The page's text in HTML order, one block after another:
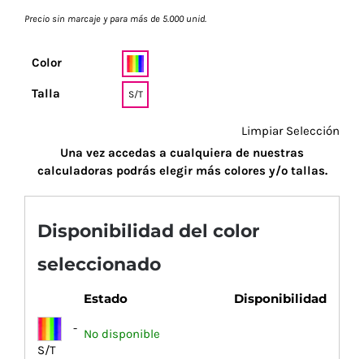
Precio sin marcaje y para más de 5.000 unid.
Color
Talla S/T
Limpiar Selección
Una vez accedas a cualquiera de nuestras
calculadoras podrás elegir más colores y/o tallas.
Disponibilidad del color
seleccionado
Estado Disponibilidad
-
S/T
No disponible